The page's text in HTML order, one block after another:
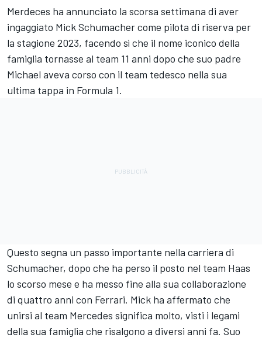
Merdeces ha annunciato la scorsa settimana di aver
ingaggiato Mick Schumachercome pilota di riserva per
la stagione 2023, facendo sì che il nome iconico della
famiglia tornasse al team 11 anni dopo che suo padre
Michael aveva corso con il team tedesco nella sua
ultima tappa in Formula 1.
Questo segna un passo importante nella carriera di
Schumacher, dopo che ha perso il posto nel team Haas
lo scorso mese e ha messo fine alla sua collaborazione
di quattro anni con Ferrari. Mick ha affermato che
unirsi al team Mercedes significa molto, visti i legami
della sua famiglia che risalgono a diversi anni fa. Suo